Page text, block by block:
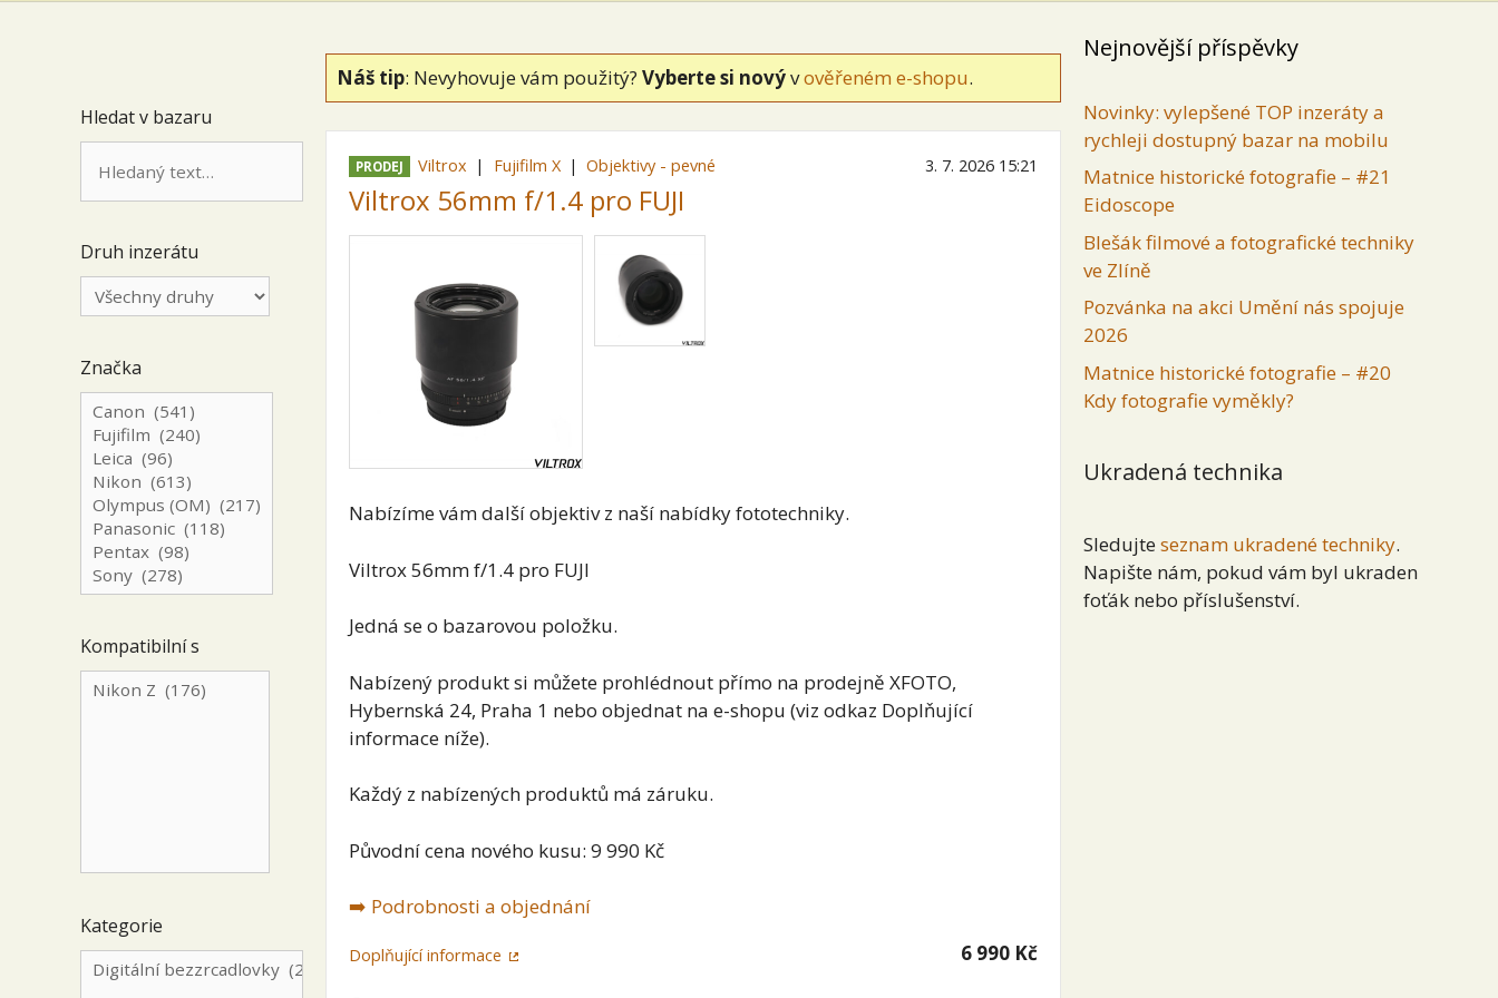
Náš tip: Nevyhovuje vám použitý? Vyberte si novývověřeném e-shopu.
PRODEJ Viltrox Fujifilm X Objektivy - pevné 3. 7. 2026 15:21
Viltrox 56mm f/1.4 pro FUJI
Nabízíme vám další objektiv z naší nabídky fototechniky.
Viltrox 56mm f/1.4 pro FUJI
Jedná se o bazarovou položku.
Nabízený produkt si můžete prohlédnout přímo na prodejně XFOTO,
Hybernská 24, Praha 1 nebo objednat na e-shopu (viz odkaz Doplňující
informace níže).
Každý z nabízených produktů má záruku.
Původní cena nového kusu: 9 990 Kč
➡️ Podrobnosti a objednání
Doplňující informace 6 990 Kč
Hledat v bazaru
Druh inzerátu
Značka
Kompatibilní s
Kategorie
Nejnovější příspěvky
Novinky: vylepšené TOP inzeráty a
rychleji dostupný bazar na mobilu
Matnice historické fotografie – #21
Eidoscope
Blešák filmové a fotografické techniky
ve Zlíně
Pozvánka na akci Umění nás spojuje
2026
Matnice historické fotografie – #20
Kdy fotografie vyměkly?
Ukradená technika
Sledujte seznam ukradené techniky.
Napište nám, pokud vám byl ukraden
foťák nebo příslušenství.